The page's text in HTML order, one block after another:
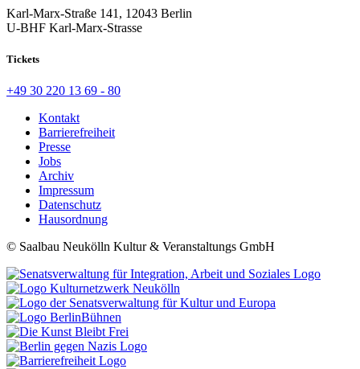
Karl-Marx-Straße 141, 12043 Berlin
U-BHF Karl-Marx-Strasse
Tickets
+49 30 220 13 69 - 80
Kontakt
Barrierefreiheit
Presse
Jobs
Archiv
Impressum
Datenschutz
Hausordnung
© Saalbau Neukölln Kultur & Veranstaltungs GmbH